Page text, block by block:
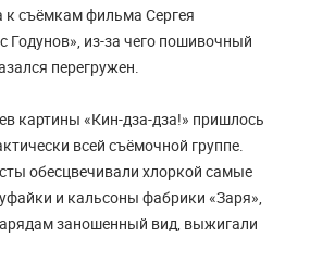
к съёмкам фильма Сергея
Годунов», из-за чего пошивочный
перегружен.
картины «Кин-дза-дза!» пришлось
всей съёмочной группе.
обесцвечивали хлоркой самые
и кальсоны фабрики «Заря»,
заношенный вид, выжигали